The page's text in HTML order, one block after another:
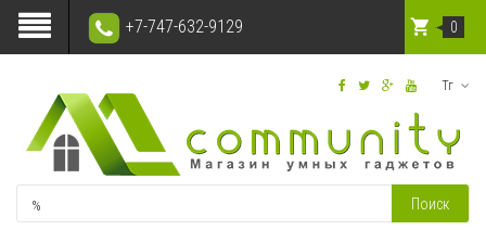
+7-747-632-9129
Тг
Поиск
0